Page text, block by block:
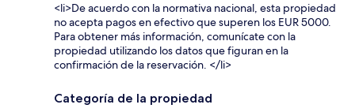
<li>De acuerdo con la normativa nacional, esta propiedad
no acepta pagos en efectivo que superen los EUR 5000.
Para obtener más información, comunícate con la
propiedad utilizando los datos que figuran en la
confirmación de la reservación. </li>
Categoría de la propiedad